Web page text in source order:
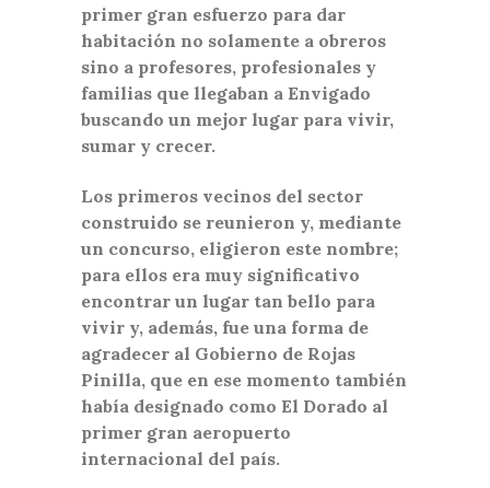
primer gran esfuerzo para dar
habitación no solamente a obreros
sino a profesores, profesionales y
familias que llegaban a Envigado
buscando un mejor lugar para vivir,
sumar y crecer.
Los primeros vecinos del sector
construido se reunieron y, mediante
un concurso, eligieron este nombre;
para ellos era muy significativo
encontrar un lugar tan bello para
vivir y, además, fue una forma de
agradecer al Gobierno de Rojas
Pinilla, que en ese momento también
había designado como El Dorado al
primer gran aeropuerto
internacional del país.